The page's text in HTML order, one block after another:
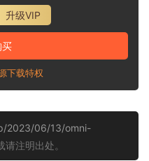
升级VIP
买
下载特权
2023/06/13/omni-
请注明出处。